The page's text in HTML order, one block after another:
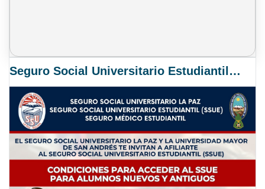
Seguro Social Universitario Estudiantil SSUE